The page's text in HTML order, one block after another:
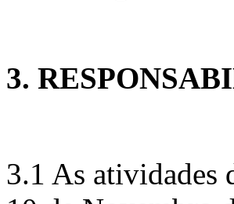
3.
3.1 As atividades